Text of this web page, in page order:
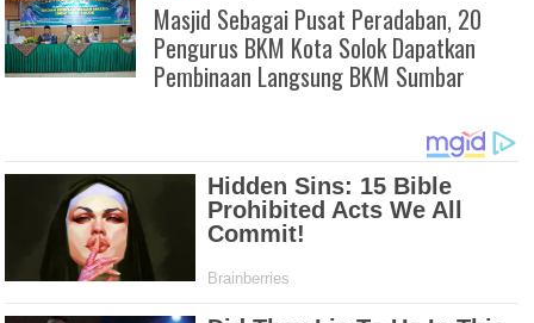
Masjid Sebagai Pusat Peradaban, 20
Pengurus BKM Kota Solok Dapatkan
Pembinaan Langsung BKM Sumbar